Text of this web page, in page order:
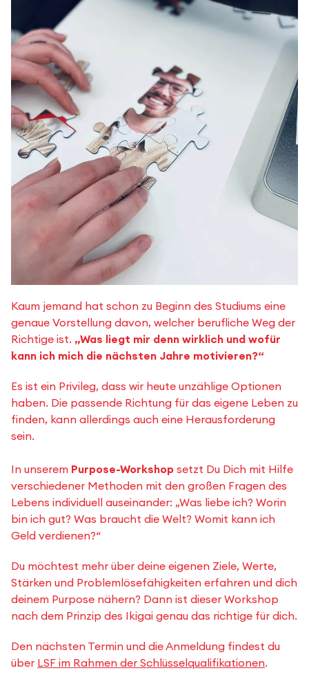
Kaum jemand hat schon zu Beginn des Studiums eine
genaue Vorstellung davon, welcher berufliche Weg der
Richtige ist. „Was liegt mir denn wirklich und wofür
kann ich mich die nächsten Jahre motivieren?“
Es ist ein Privileg, dass wir heute unzählige Optionen
haben. Die passende Richtung für das eigene Leben zu
finden, kann allerdings auch eine Herausforderung
sein.
In unserem Purpose-Workshop setzt Du Dich mit Hilfe
verschiedener Methoden mit den großen Fragen des
Lebens individuell auseinander: „Was liebe ich? Worin
bin ich gut? Was braucht die Welt? Womit kann ich
Geld verdienen?“
Du möchtest mehr über deine eigenen Ziele, Werte,
Stärken und Problemlösefähigkeiten erfahren und dich
deinem Purpose nähern? Dann ist dieser Workshop
nach dem Prinzip des Ikigai genau das richtige für dich.
Den nächsten Termin und die Anmeldung findest du
über LSF im Rahmen der Schlüsselqualifikationen.